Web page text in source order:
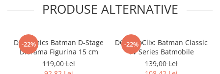
KPop Demon Hunters
Retro Arcade – Jocuri, Console si
Accesorii Clasice
Book Nooks
PRODUSE ALTERNATIVE
-22%
DC Comics Batman D-Stage
Diorama Figurina 15 cm
119,00 Lei
-22%
DC HeroClix: Batman Classic
TV Series Batmobile
139,00 Lei